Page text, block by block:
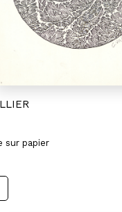
sur papier